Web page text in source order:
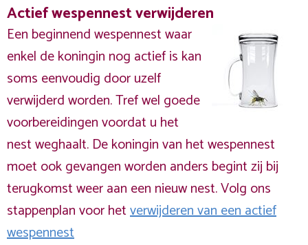
Actief wespennest verwijderen
Een beginnend wespennest waar
enkel de koningin nog actief is kan
soms eenvoudig door uzelf
verwijderd worden. Tref wel goede
voorbereidingen voordat u het
nest weghaalt. De koningin van het wespennest
moet ook gevangen worden anders begint zij bij
terugkomst weer aan een nieuw nest. Volg ons
stappenplan voor hetverwijderen van een actief
wespennest